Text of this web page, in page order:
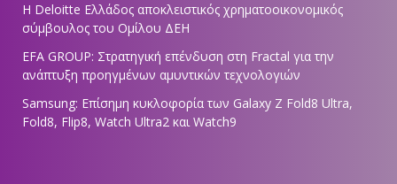
Η Deloitte Ελλάδος αποκλειστικός χρηματοοικονομικός
σύμβουλος του Ομίλου ΔΕΗ
EFA GROUP: Στρατηγική επένδυση στη Fractal για την
ανάπτυξη προηγμένων αμυντικών τεχνολογιών
Samsung: Επίσημη κυκλοφορία των Galaxy Z Fold8 Ultra,
Fold8, Flip8, Watch Ultra2 και Watch9